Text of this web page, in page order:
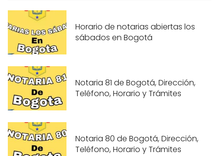
Horario de notarias abiertas los
sábados en Bogotá
Notaria 81 de Bogotá, Dirección,
Teléfono, Horario y Trámites
Notaria 80 de Bogotá, Dirección,
Teléfono, Horario y Trámites